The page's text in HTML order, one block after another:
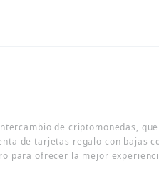
de criptomonedas,
de tarjetas regalo con bajas
para ofrecer la mejor